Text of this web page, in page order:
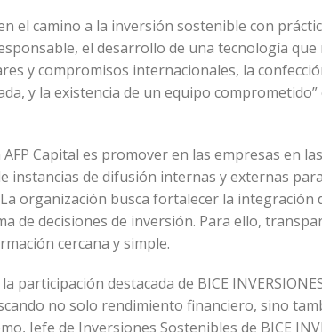
el camino a la inversión sostenible con
el desarrollo de una tecnología
y compromisos internacionales, la
y la existencia de un equipo comprometido”
Capital es promover en las empresas en
instancias de difusión internas y externas
organización busca fortalecer la integración
de decisiones de inversión. Para ello,
cercana y simple.
participación destacada de BICE
no solo rendimiento financiero, sino
Jefe de Inversiones Sostenibles de BICE